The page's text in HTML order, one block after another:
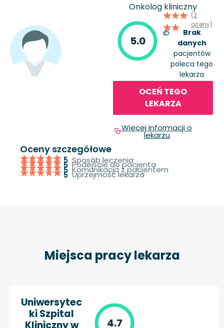
Onkolog kliniczny
5.0
(2
oceny)
Brak
danych
pacjentów
poleca tego
lekarza
OCEŃ TEGO
LEKARZA
Więcej informacji o
lekarzu
Oceny szczegółowe
5 Sposób leczenia
5 Podejście do pacjenta
5 Komunikacja z pacjentem
5 Uprzejmość lekarza
Miejsca pracy lekarza
Uniwersytec
ki Szpital
Kliniczny w
4.7